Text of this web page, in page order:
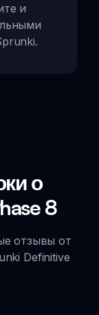
и
о
8
отзывы от
Definitive